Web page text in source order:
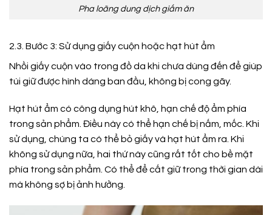
Pha loãng dung dịch giấm ăn
2.3. Bước 3: Sử dụng giấy cuộn hoặc hạt hút ẩm
Nhồi giấy cuộn vào trong đồ da khi chưa dùng đến để giúp
túi giữ được hình dáng ban đầu, không bị cong gãy.
Hạt hút ẩm có công dụng hút khô, hạn chế độ ẩm phía
trong sản phẩm. Điều này có thể hạn chế bị nấm, mốc. Khi
sử dụng, chúng ta có thể bỏ giấy và hạt hút ẩm ra. Khi
không sử dụng nữa, hai thứ này cũng rất tốt cho bề mặt
phía trong sản phẩm. Có thể để cất giữ trong thời gian dài
mà không sợ bị ảnh hưởng.